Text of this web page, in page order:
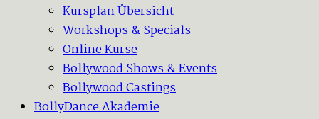
Kursplan Übersicht
Workshops & Specials
Online Kurse
Bollywood Shows & Events
Bollywood Castings
BollyDance Akademie